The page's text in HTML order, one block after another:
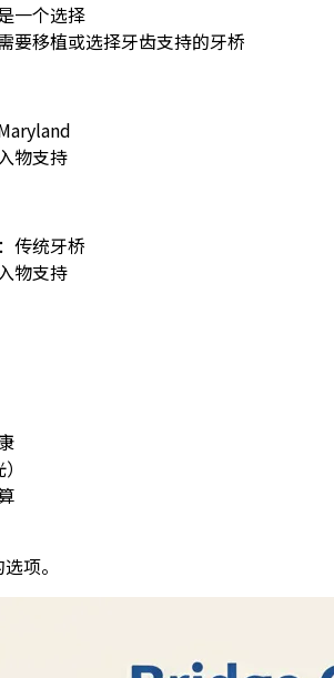
一个选择
要移植或选择牙齿支持的牙桥
物支持
传统牙桥
物支持
项。